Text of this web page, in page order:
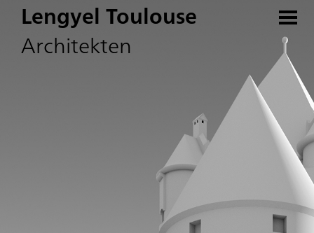
Lengyel Toulouse
Architekten